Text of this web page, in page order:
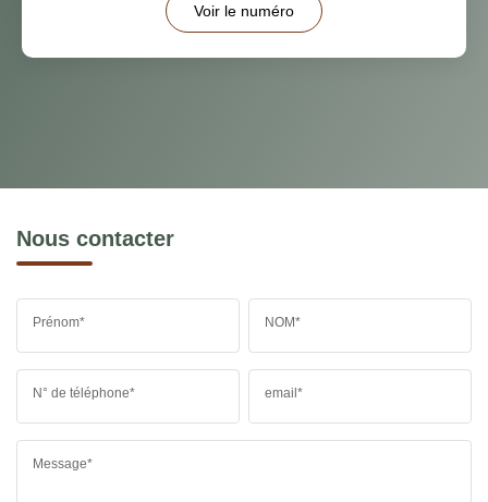
Voir le numéro
Nous contacter
Prénom* NOM*
N° de téléphone* email*
Message*